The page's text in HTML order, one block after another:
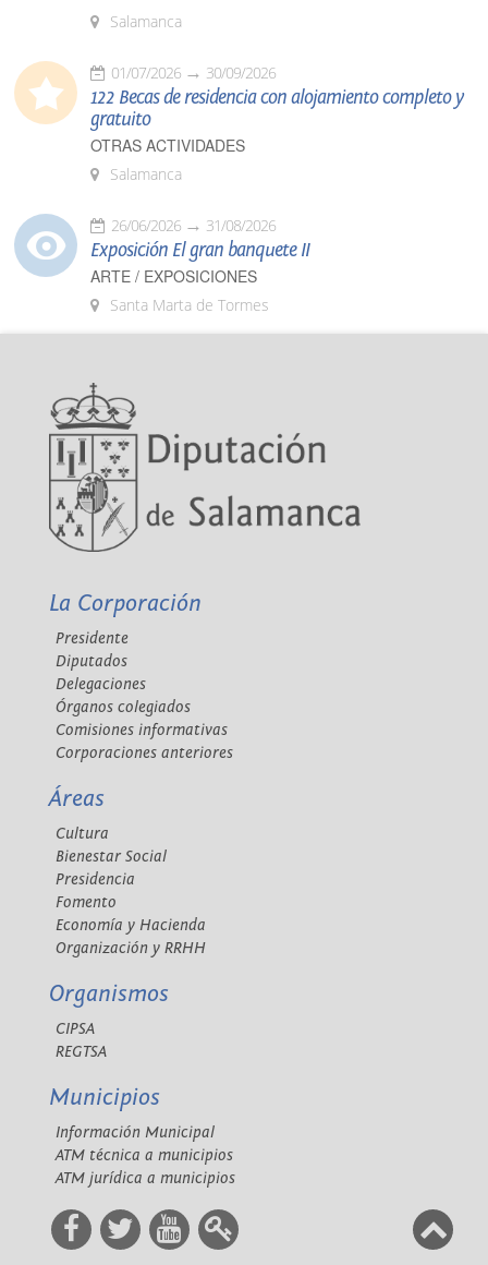
Salamanca
01/07/2026 30/09/2026
122 Becas de residencia con alojamiento completo y
gratuito
OTRAS ACTIVIDADES
Salamanca
26/06/2026 31/08/2026
Exposición El gran banquete II
ARTE / EXPOSICIONES
Santa Marta de Tormes
La Corporación
Presidente
Diputados
Delegaciones
Órganos colegiados
Comisiones informativas
Corporaciones anteriores
Áreas
Cultura
Bienestar Social
Presidencia
Fomento
Economía y Hacienda
Organización y RRHH
Organismos
CIPSA
REGTSA
Municipios
Información Municipal
ATM técnica a municipios
ATM jurídica a municipios